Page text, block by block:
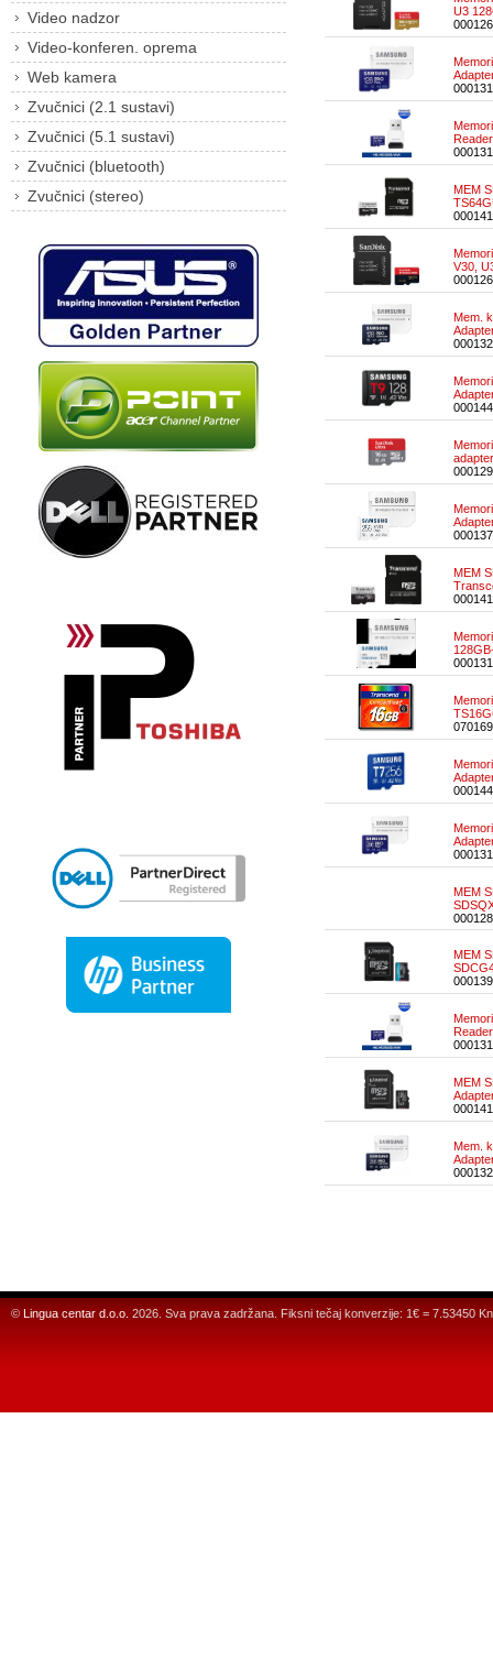
Video nadzor
Video-konferen. oprema
Web kamera
Zvučnici (2.1 sustavi)
Zvučnici (5.1 sustavi)
Zvučnici (bluetooth)
Zvučnici (stereo)
U3
MEM
V30,
Mem.
MEM
MEM
MEM
MEM
Mem.
© Lingua centar d.o.o. 2026. Sva prava zadržana. Fiksni tečaj konverzije: 1€ = 7.53450 Kn